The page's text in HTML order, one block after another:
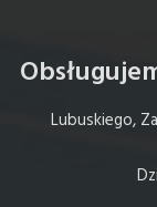
Lubuskiego,